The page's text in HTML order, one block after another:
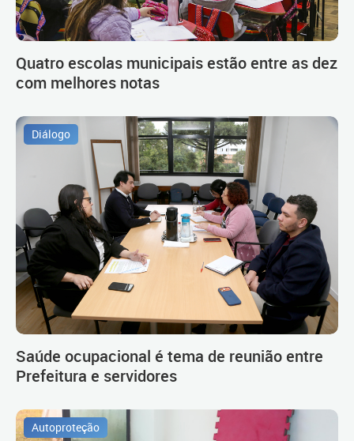
Quatro escolas municipais estão entre as dez
com melhores notas
Diálogo
Saúde ocupacional é tema de reunião entre
Prefeitura e servidores
Autoproteção